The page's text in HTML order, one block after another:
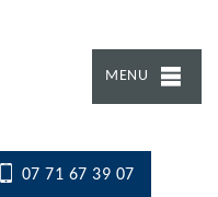
MENU
07 71 67 39 07